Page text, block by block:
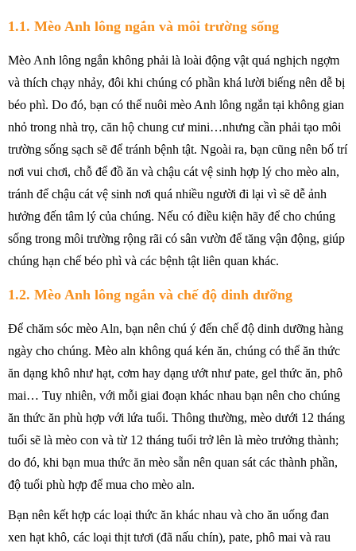
1.1. Mèo Anh lông ngắn và môi trường sống
Mèo Anh lông ngắn không phải là loài động vật quá nghịch ngợm
và thích chạy nhảy, đôi khi chúng có phần khá lười biếng nên dễ bị
béo phì. Do đó, bạn có thể nuôi mèo Anh lông ngắn tại không gian
nhỏ trong nhà trọ, căn hộ chung cư mini…nhưng cần phải tạo môi
trường sống sạch sẽ để tránh bệnh tật. Ngoài ra, bạn cũng nên bố trí
nơi vui chơi, chỗ để đồ ăn và chậu cát vệ sinh hợp lý cho mèo aln,
tránh để chậu cát vệ sinh nơi quá nhiều người đi lại vì sẽ dễ ảnh
hưởng đến tâm lý của chúng. Nếu có điều kiện hãy để cho chúng
sống trong môi trường rộng rãi có sân vườn để tăng vận động, giúp
chúng hạn chế béo phì và các bệnh tật liên quan khác.
1.2. Mèo Anh lông ngắn và chế độ dinh dưỡng
Để chăm sóc mèo Aln, bạn nên chú ý đến chế độ dinh dưỡng hàng
ngày cho chúng. Mèo aln không quá kén ăn, chúng có thể ăn thức
ăn dạng khô như hạt, cơm hay dạng ướt như pate, gel thức ăn, phô
mai… Tuy nhiên, với mỗi giai đoạn khác nhau bạn nên cho chúng
ăn thức ăn phù hợp với lứa tuổi. Thông thường, mèo dưới 12 tháng
tuổi sẽ là mèo con và từ 12 tháng tuổi trở lên là mèo trưởng thành;
do đó, khi bạn mua thức ăn mèo sẵn nên quan sát các thành phần,
độ tuổi phù hợp để mua cho mèo aln.
Bạn nên kết hợp các loại thức ăn khác nhau và cho ăn uống đan
xen hạt khô, các loại thịt tươi (đã nấu chín), pate, phô mai và rau